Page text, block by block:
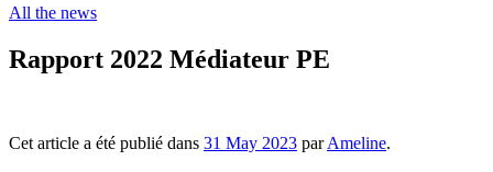
All the news
Rapport 2022 Médiateur PE
Cet article a été publié dans 31 May 2023 parAmeline.